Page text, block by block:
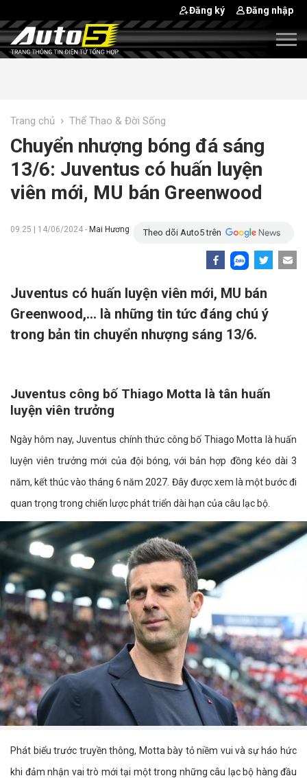
Đăng ký Đăng nhập
Trang chủ › Thể Thao & Đời Sống
Chuyển nhượng bóng đá sáng
13/6: Juventus có huấn luyện
viên mới, MU bán Greenwood
09:25 | 14/06/2024 - Mai Hương Theo dõi Auto5 trên
Juventus có huấn luyện viên mới, MU bán
Greenwood,... là những tin tức đáng chú ý
trong bản tin chuyển nhượng sáng 13/6.
Juventus công bố Thiago Motta là tân huấn
luyện viên trưởng
Ngày hôm nay, Juventus chính thức công bố Thiago Motta là huấn
luyện viên trưởng mới của đội bóng, với bản hợp đồng kéo dài 3
năm, kết thúc vào tháng 6 năm 2027. Đây được xem là một bước đi
quan trọng trong chiến lược phát triển dài hạn của câu lạc bộ.
Phát biểu trước truyền thông, Motta bày tỏ niềm vui và sự háo hức
khi đảm nhận vai trò mới tại một trong những câu lạc bộ hàng đầu